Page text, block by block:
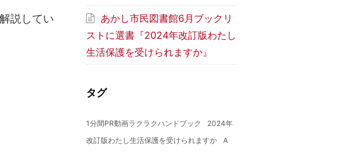
説してい
あかし市民図書館6月ブックリ
ストに選書『2024年改訂版わたし
生活保護を受けられますか』
タグ
1分間PR動画ラクラクハンドブック
2024年
改訂版わたし生活保護を受けられますか
A